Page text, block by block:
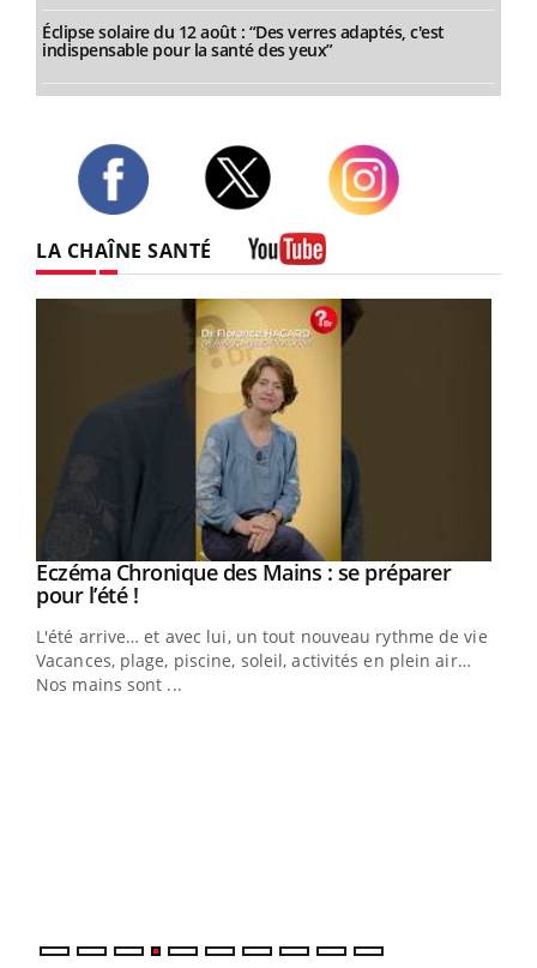
Éclipse solaire du 12 août : “Des verres adaptés, c'est
indispensable pour la santé des yeux”
LA CHAÎNE SANTÉ
Youtube
Eczéma Chronique des Mains : se préparer
pour l’été !Youtube
L'été arrive… et avec lui, un tout nouveau rythme de vie !
Vacances, plage, piscine, soleil, activités en plein air…
Nos mains sont ...